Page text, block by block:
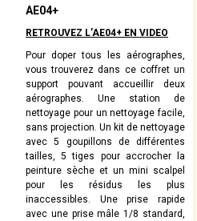
AE04+
RETROUVEZ L’AE04+ EN VIDEO
Pour doper tous les aérographes,
vous trouverez dans ce coffret un
support pouvant accueillir deux
aérographes. Une station de
nettoyage pour un nettoyage facile,
sans projection. Un kit de nettoyage
avec 5 goupillons de différentes
tailles, 5 tiges pour accrocher la
peinture sèche et un mini scalpel
pour les résidus les plus
inaccessibles. Une prise rapide
avec une prise mâle 1/8 standard,